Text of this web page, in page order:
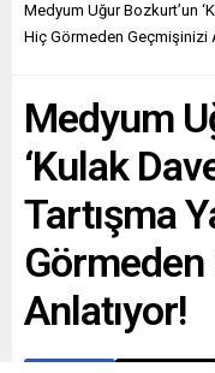
Medyum Uğur Bozkurt’un
Hiç Görmeden Geçmişinizi
Medyum
‘Kulak
Tartışma
Anlatıyor!